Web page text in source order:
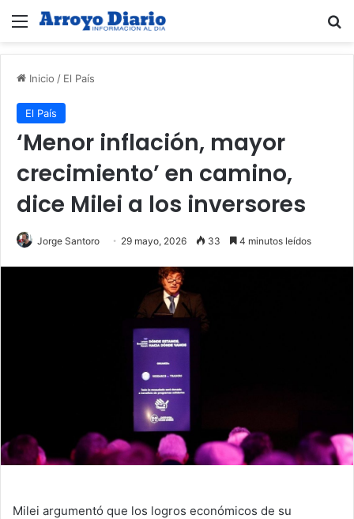
Menú
Inicio / El País
El País
‘Menor inflación, mayor
crecimiento’ en camino,
dice Milei a los inversores
Jorge Santoro 29 mayo, 2026 33 4 minutos leídos
Milei argumentó que los logros económicos de su